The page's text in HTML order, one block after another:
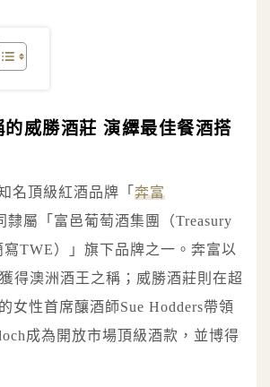
威勝酒莊 演繹最佳餐酒搭
名頂級紅酒品牌「 奔富
隸屬「富邑葡萄酒集團（Treasury
寫TWE）」旗下品牌之一。奔富以
得澳洲酒王之稱；威勝酒莊則在超
女性首席釀酒師Sue Hodders帶領
成為開放市場頂級酒款，並博得